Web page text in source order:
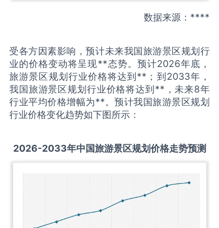
数据来源：****
受各方因素影响，预计未来我国旅游景区规划行
业的价格变动将呈现**态势。预计2026年底，
旅游景区规划行业价格将达到**；到2033年，
我国旅游景区规划行业价格将达到**，未来8年
行业平均价格增幅为**。预计我国旅游景区规划
行业价格变化趋势如下图所示：
2026-2033年中国旅游景区规划价格走势预测